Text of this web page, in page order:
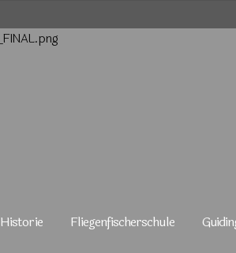
Historie Fliegenfischerschule